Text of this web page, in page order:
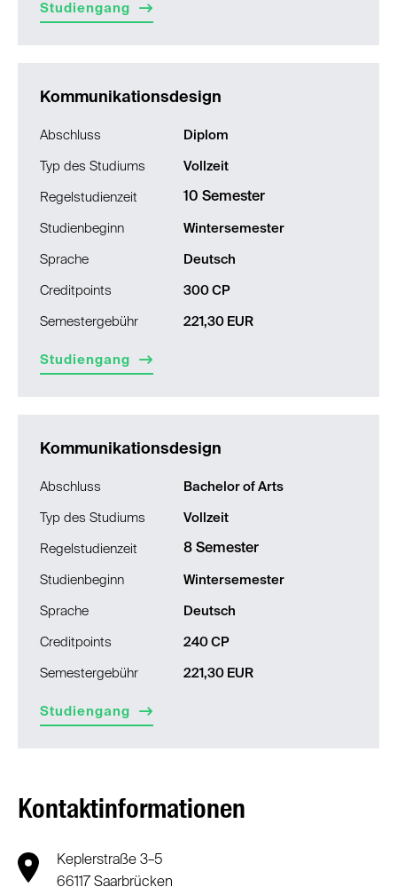
Studiengang
Kommunikationsdesign
Abschluss Diplom
Typ des Studiums Vollzeit
Regelstudienzeit 10 Semester
Studienbeginn Wintersemester
Sprache Deutsch
Creditpoints 300 CP
Semestergebühr 221,30 EUR
Studiengang
Kommunikationsdesign
Abschluss Bachelor of Arts
Typ des Studiums Vollzeit
Regelstudienzeit 8 Semester
Studienbeginn Wintersemester
Sprache Deutsch
Creditpoints 240 CP
Semestergebühr 221,30 EUR
Studiengang
Kontaktinformationen
Keplerstraße 3–5
66117 Saarbrücken